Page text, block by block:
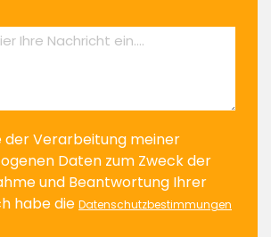
der Verarbeitung meiner
Daten zum Zweck der
und Beantwortung Ihrer
habe die Datenschutzbestimmungen